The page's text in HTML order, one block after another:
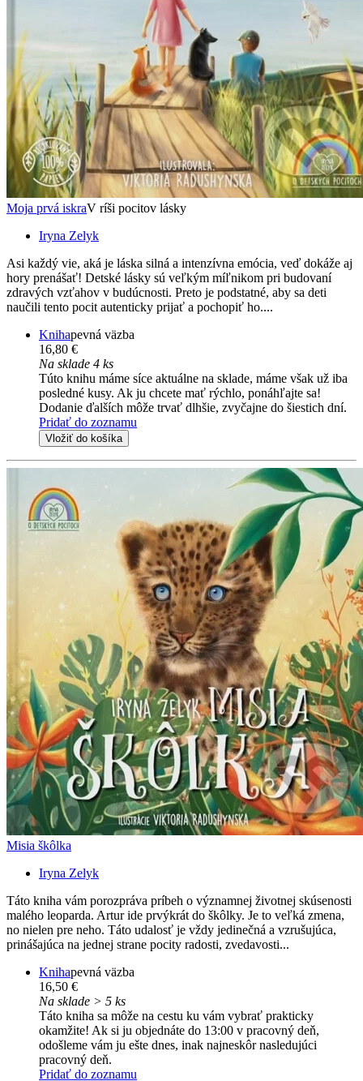
Moja prvá iskraV ríši pocitov lásky
Iryna Zelyk
Asi každý vie, aká je láska silná a intenzívna emócia, veď dokáže aj
hory prenášať! Detské lásky sú veľkým míľnikom pri budovaní
zdravých vzťahov v budúcnosti. Preto je podstatné, aby sa deti
naučili tento pocit autenticky prijať a pochopiť ho....
Knihapevná väzba
16,80 €
Na sklade 4 ks
Túto knihu máme síce aktuálne na sklade, máme však už iba
posledné kusy. Ak ju chcete mať rýchlo, ponáhľajte sa!
Dodanie ďalších môže trvať dlhšie, zvyčajne do šiestich dní.
Pridať do zoznamu
Vložiť do košíka
Misia škôlka
Iryna Zelyk
Táto kniha vám porozpráva príbeh o významnej životnej skúsenosti
malého leoparda. Artur ide prvýkrát do škôlky. Je to veľká zmena,
no nielen pre neho. Táto udalosť je vždy jedinečná a vzrušujúca,
prinášajúca na jednej strane pocity radosti, zvedavosti...
Knihapevná väzba
16,50 €
Na sklade > 5 ks
Táto kniha sa môže na cestu ku vám vybrať prakticky
okamžite! Ak si ju objednáte do 13:00 v pracovný deň,
odošleme vám ju ešte dnes, inak najneskôr nasledujúci
pracovný deň.
Pridať do zoznamu